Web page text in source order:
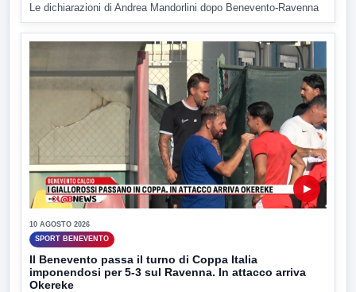
Le dichiarazioni di Andrea Mandorlini dopo Benevento-Ravenna
▶
10 AGOSTO 2026
SPORT BENEVENTO
Il Benevento passa il turno di Coppa Italia
imponendosi per 5-3 sul Ravenna. In attacco arriva
Okereke